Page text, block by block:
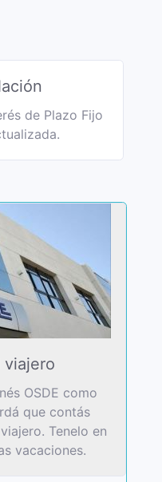
de Plazo Fijo
viajero
OSDE como
que contás
Tenelo en
vacaciones.